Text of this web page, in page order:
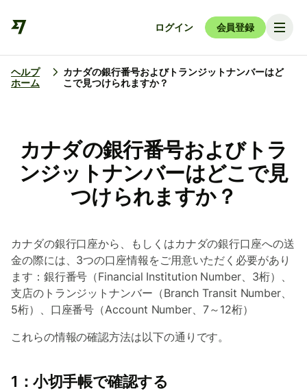
ログイン 会員登録
ヘルプ
ホーム
カナダの銀行番号およびトランジットナンバーはど
こで見つけられますか？
カナダの銀行番号およびトラ
ンジットナンバーはどこで見
つけられますか？
カナダの銀行口座から、もしくはカナダの銀行口座への送
金の際には、3つの口座情報をご用意いただく必要があり
ます：銀行番号（Financial Institution Number、3桁）、
支店のトランジットナンバー（Branch Transit Number、
5桁）、口座番号（Account Number、7～12桁）
これらの情報の確認方法は以下の通りです。
1：小切手帳で確認する